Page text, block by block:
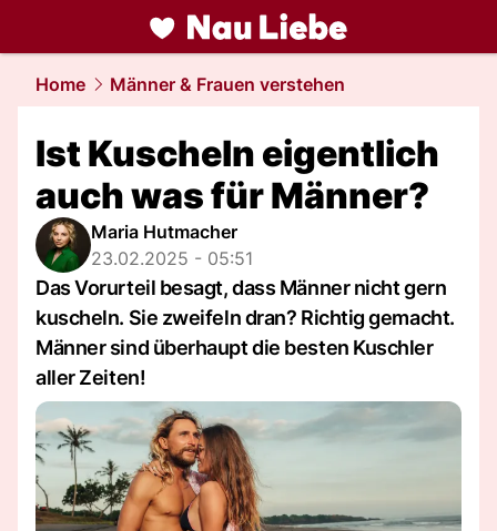
liebe.NAU.ch
Home Männer & Frauen verstehen
Ist Kuscheln eigentlich
auch was für Männer?
Maria Hutmacher
23.02.2025 - 05:51
Das Vorurteil besagt, dass Männer nicht gern
kuscheln. Sie zweifeln dran? Richtig gemacht.
Männer sind überhaupt die besten Kuschler
aller Zeiten!